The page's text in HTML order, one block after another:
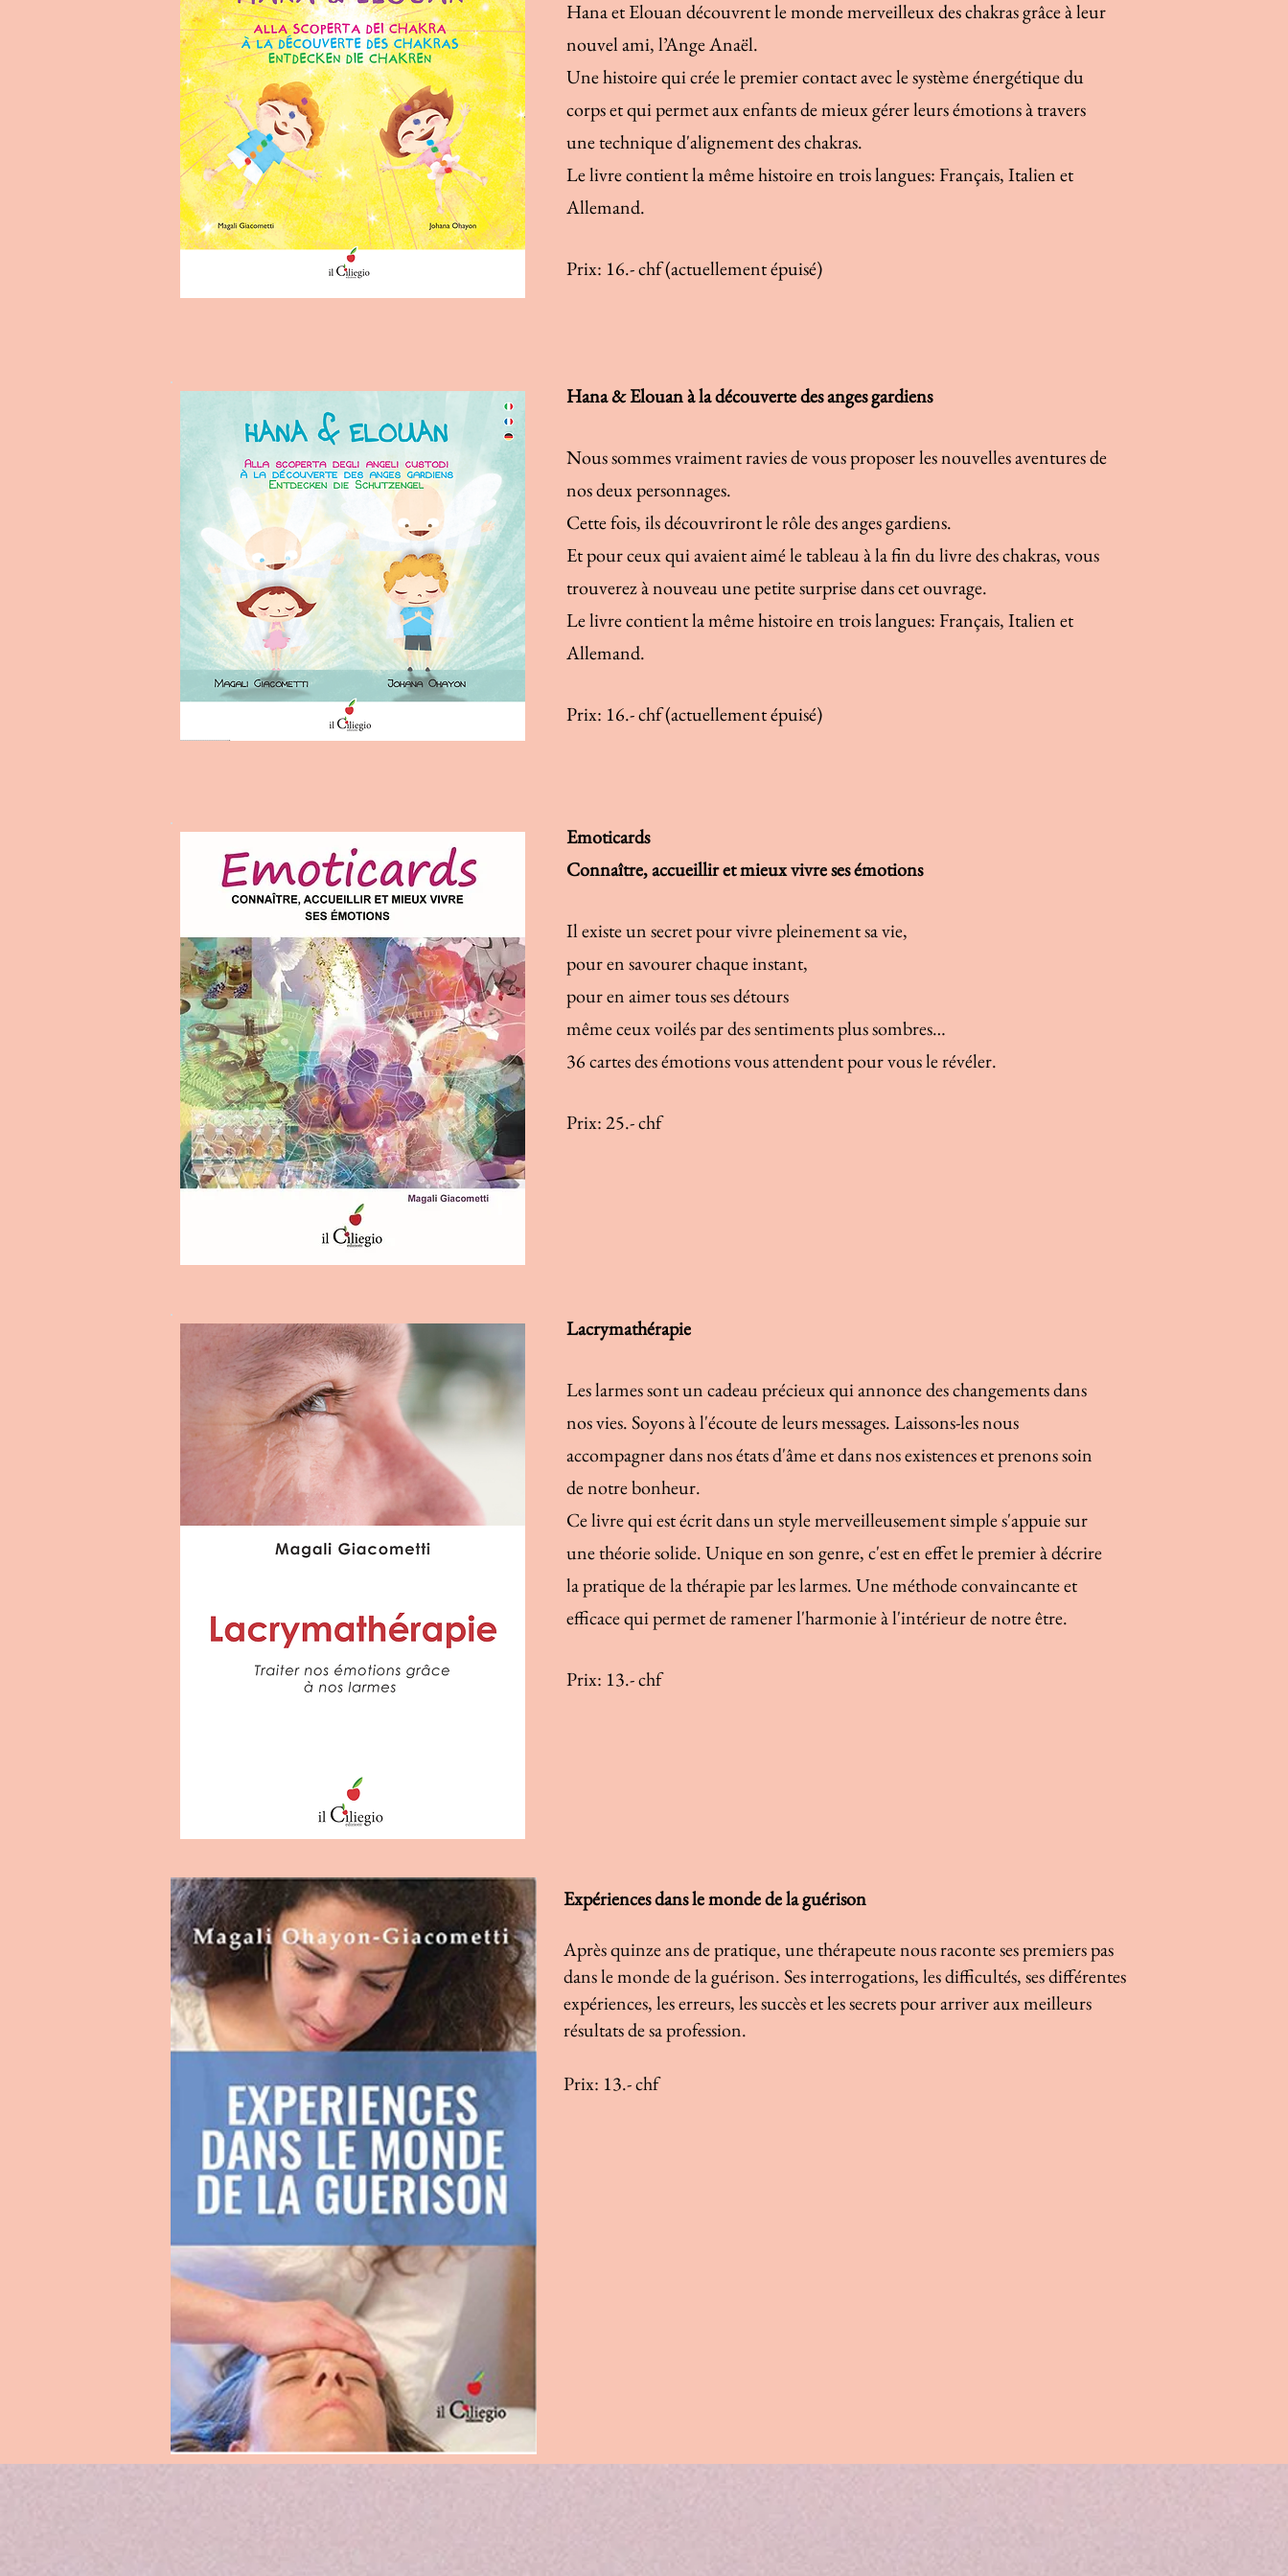
Hana et Elouan découvrent le monde merveilleux des chakras grâce à leur
nouvel ami, l’Ange Anaël.
Une histoire qui crée le premier contact avec le système énergétique du
corps et qui permet aux enfants de mieux gérer leurs émotions à travers
une technique d'alignement des chakras.
Le livre contient la même histoire en trois langues: Français, Italien et
Allemand.
Prix: 16.- chf (actuellement épuisé)
Hana & Elouan à la découverte des anges gardiens
Nous sommes vraiment ravies de vous proposer les nouvelles aventures de
nos deux personnages.
Cette fois, ils découvriront le rôle des anges gardiens.
Et pour ceux qui avaient aimé le tableau à la fin du livre des chakras, vous
trouverez à nouveau une petite surprise dans cet ouvrage.
Le livre contient la même histoire en trois langues: Français, Italien et
Allemand.
Prix: 16.- chf (actuellement épuisé)
Emoticards
Connaître, accueillir et mieux vivre ses émotions
Il existe un secret pour vivre pleinement sa vie,
pour en savourer chaque instant,
pour en aimer tous ses détours
même ceux voilés par des sentiments plus sombres…
36 cartes des émotions vous attendent pour vous le révéler.
Prix: 25.- chf
Lacrymathérapie
Les larmes sont un cadeau précieux qui annonce des changements dans
nos vies. Soyons à l'écoute de leurs messages. Laissons-les nous
accompagner dans nos états d'âme et dans nos existences et prenons soin
de notre bonheur.
Ce livre qui est écrit dans un style merveilleusement simple s'appuie sur
une théorie solide. Unique en son genre, c'est en effet le premier à décrire
la pratique de la thérapie par les larmes. Une méthode convaincante et
efficace qui permet de ramener l'harmonie à l'intérieur de notre être.
Prix: 13.- chf
Expériences dans le monde de la guérison
Après quinze ans de pratique, une thérapeute nous raconte ses premiers pas
dans le monde de la guérison. Ses interrogations, les difficultés, ses différentes
expériences, les erreurs, les succès et les secrets pour arriver aux meilleurs
résultats de sa profession.
Prix: 13.- chf